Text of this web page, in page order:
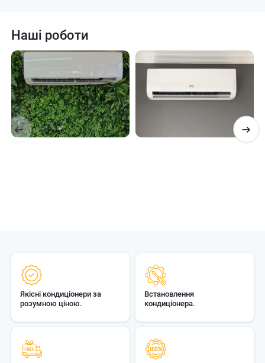
Наші роботи
Якісні кондиціонери за
розумною ціною.
Встановлення
кондиціонера.